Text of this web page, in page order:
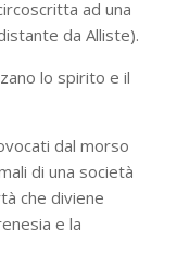
ad una
da Alliste).
lo spirito e il
dal morso
di una società
che diviene
e la